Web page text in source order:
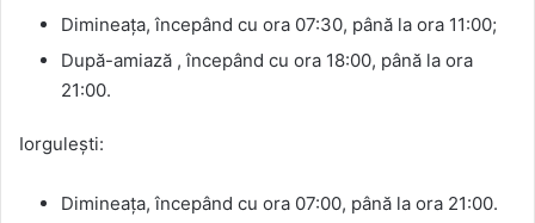
Dimineața, începând cu ora 07:30, până la ora 11:00;
După-amiază , începând cu ora 18:00, până la ora
21:00.
Iorgulești:
Dimineața, începând cu ora 07:00, până la ora 21:00.